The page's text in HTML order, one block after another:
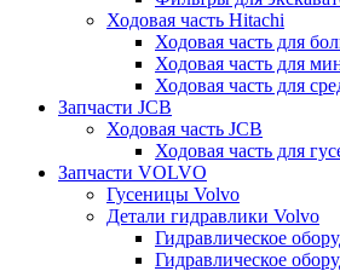
Ходовая часть Hitachi
Ходовая часть для
Ходовая часть для
Ходовая часть для
Запчасти JCB
Ходовая часть JCB
Ходовая часть для
Запчасти VOLVO
Гусеницы Volvo
Детали гидравлики Volvo
Гидравлическое
Гидравлическое